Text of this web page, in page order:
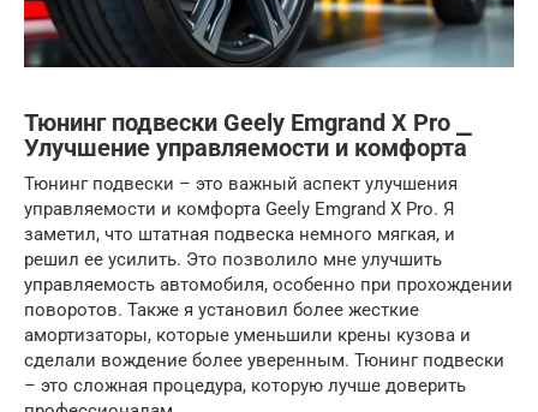
Тюнинг подвески Geely Emgrand X Pro ⎯
Улучшение управляемости и комфорта
Тюнинг подвески – это важный аспект улучшения
управляемости и комфорта Geely Emgrand X Pro. Я
заметил, что штатная подвеска немного мягкая, и
решил ее усилить. Это позволило мне улучшить
управляемость автомобиля, особенно при прохождении
поворотов. Также я установил более жесткие
амортизаторы, которые уменьшили крены кузова и
сделали вождение более уверенным. Тюнинг подвески
– это сложная процедура, которую лучше доверить